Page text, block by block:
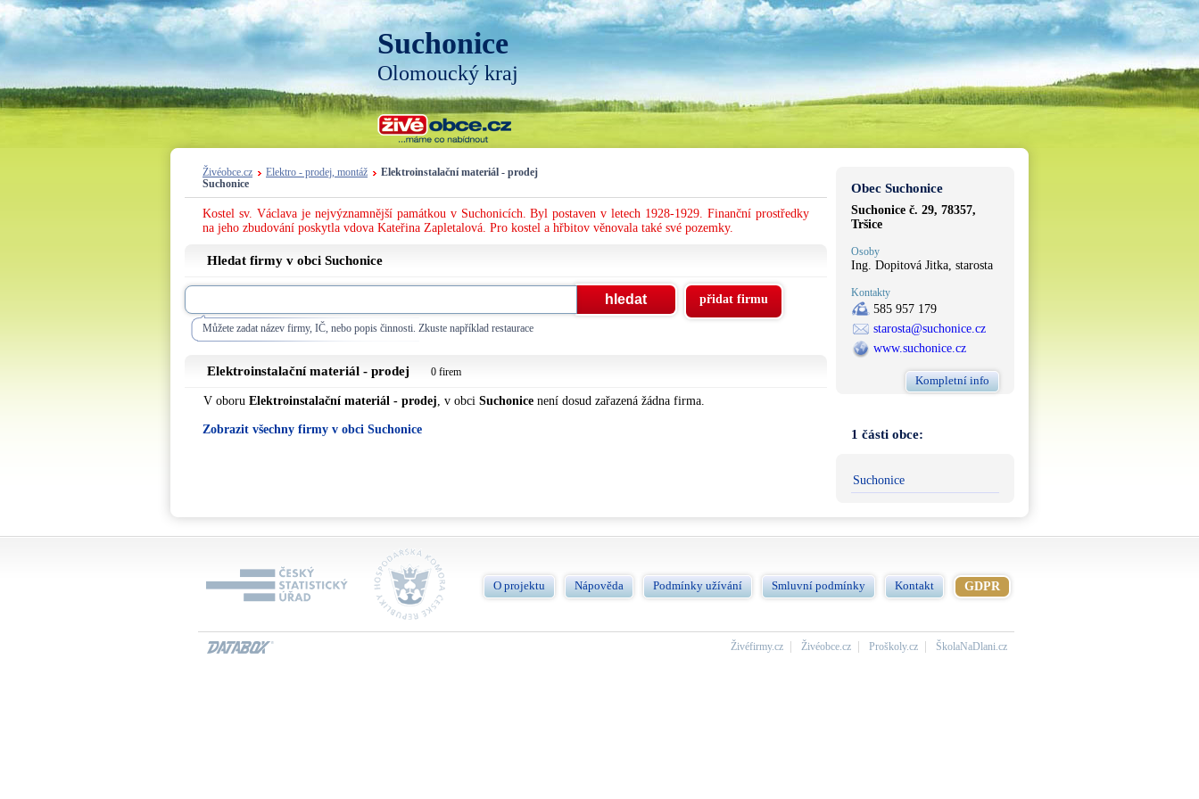
Suchonice
Olomoucký kraj
Živéobce.cz Elektro - prodej, montáž
Elektroinstalační materiál - prodej
Suchonice
Kostel sv. Václava je nejvýznamnější památkou v Suchonicích. Byl postaven v letech 1928-1929. Finanční prostředky
na jeho zbudování poskytla vdova Kateřina Zapletalová. Pro kostel a hřbitov věnovala také své pozemky.
Hledat firmy v obci Suchonice
Můžete zadat název firmy, IČ, nebo popis činnosti. Zkuste například restaurace
přidat firmu
Elektroinstalační materiál - prodej 0 firem
V oboru Elektroinstalační materiál - prodej, v obci Suchonice není dosud zařazená žádna firma.
Zobrazit všechny firmy v obci Suchonice
Obec Suchonice
Suchonice č. 29, 78357,
Tršice
Osoby
Ing. Dopitová Jitka, starosta
Kontakty
585 957 179
starosta@suchonice.cz
www.suchonice.cz
Kompletní info
1 části obce:
Suchonice
O projektu Nápověda Podmínky užívání Smluvní podmínky Kontakt GDPR
Živéfirmy.cz Živéobce.cz Proškoly.cz ŠkolaNaDlani.cz